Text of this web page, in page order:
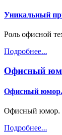
Уникальный
Роль офисной
Подробнее...
Офисный
Офисный юмор.
Офисный юмор.
Подробнее...